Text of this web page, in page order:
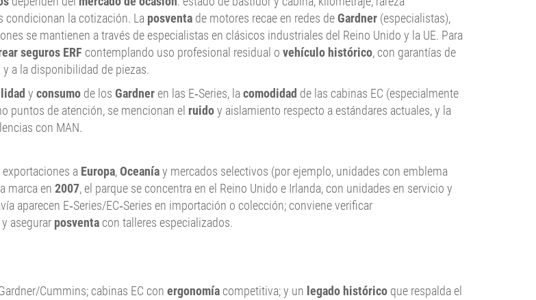
condicionan la cotización. La posventa de motores recae en redes deGardner (especialistas),
se mantienen a través de especialistas en clásicos industriales del Reino Unido y la UE. Para
seguros ERF contemplando uso profesional residual o vehículo histórico, con garantías de
y a la disponibilidad de piezas.
y consumo de los Gardner en las E‑Series, la comodidad de las cabinas EC (especialmente
puntos de atención, se mencionan el ruidoy aislamiento respecto a estándares actuales, y la
con MAN.
exportaciones a Europa,Oceaníay mercados selectivos (por ejemplo, unidades con emblema
marca en 2007, el parque se concentra en el Reino Unido e Irlanda, con unidades en servicio y
aparecen E‑Series/EC‑Series en importación o colección; conviene verificar
asegurar posventa con talleres especializados.
Cummins; cabinas EC con ergonomía competitiva; y un legado histórico que respalda el